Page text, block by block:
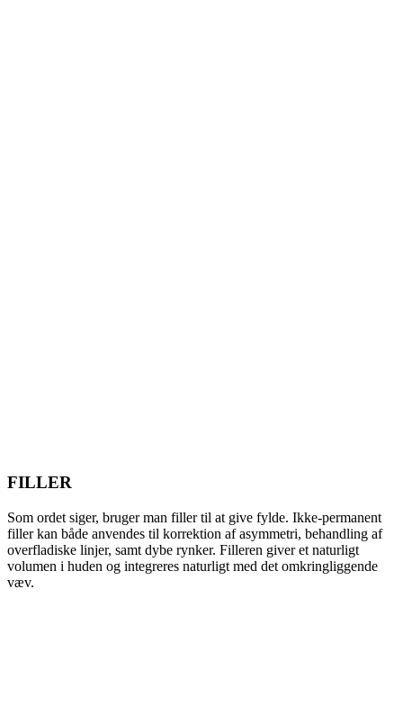
FILLER
Som ordet siger, bruger man filler til at give fylde. Ikke-permanent
filler kan både anvendes til korrektion af asymmetri, behandling af
overfladiske linjer, samt dybe rynker. Filleren giver et naturligt
volumen i huden og integreres naturligt med det omkringliggende
væv.